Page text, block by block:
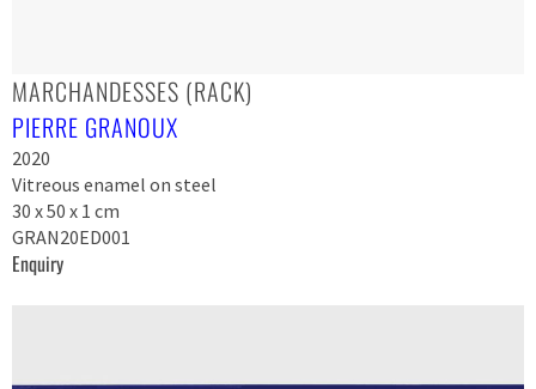
MARCHANDESSES (RACK)
PIERRE GRANOUX
2020
Vitreous enamel on steel
30 x 50 x 1 cm
GRAN20ED001
Enquiry